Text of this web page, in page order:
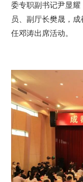
委专职副书记尹显
员、副厅长樊晟，
任邓涛出席活动。